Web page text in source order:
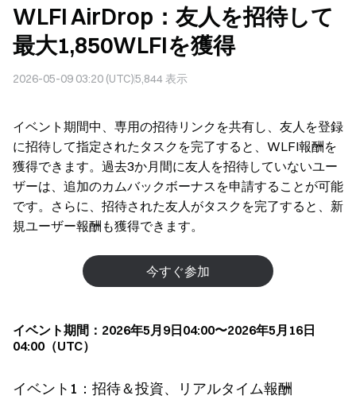
WLFI AirDrop：友人を招待して
最大1,850WLFIを獲得
2026-05-09 03:20 (UTC)5,844表示
イベント期間中、専用の招待リンクを共有し、友人を登録
に招待して指定されたタスクを完了すると、WLFI報酬を
獲得できます。過去3か月間に友人を招待していないユー
ザーは、追加のカムバックボーナスを申請することが可能
です。さらに、招待された友人がタスクを完了すると、新
規ユーザー報酬も獲得できます。
今すぐ参加
イベント期間：2026年5月9日04:00〜2026年5月16日
04:00（UTC）
イベント1：招待＆投資、リアルタイム報酬